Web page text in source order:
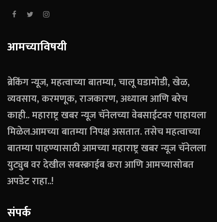
आमच्याविषयी
ब्रेकिंग न्यूज, महत्वाच्या बातम्या, चालू घडामोडी, खेळ,
व्यवसाय, करमणूक, राजकारण, अध्यात्म आणि बरेच
काही.. महाराष्ट्र खबर न्यूज चॅनेलच्या वेबसाईटवर पाहायला
मिळेल.आमच्या बातम्या निपक्ष असतात. तसेच महत्वाच्या
बातम्या पाहण्यासाठी आमच्या महाराष्ट्र खबर न्यूज चॅनेलला
युट्युब वर देखील सबस्क्राईब करा आणि आमच्यासोबत
अपडेट राहा..!
संपर्क